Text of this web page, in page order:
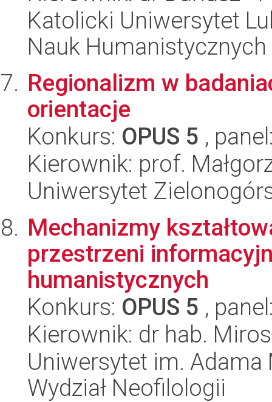
Katolicki Uniwersytet
Nauk Humanistycznych
Regionalizm w
orientacje
Konkurs: OPUS 5 ,
Kierownik: prof.
Uniwersytet
Mechanizmy
przestrzeni
humanistycznych
Konkurs: OPUS 5 ,
Kierownik: dr hab.
Uniwersytet im.
Wydział Neofilologii